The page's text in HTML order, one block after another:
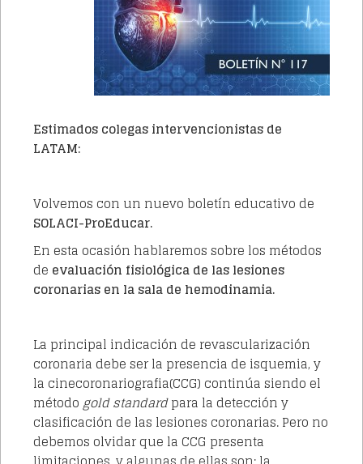
Estimados colegas intervencionistas de
LATAM:
Volvemos con un nuevo boletín educativo de
SOLACI-ProEducar.
En esta ocasión hablaremos sobre los métodos
de evaluación fisiológica de las lesiones
coronarias en la sala de hemodinamia.
La principal indicación de revascularización
coronaria debe ser la presencia de isquemia, y
la cinecoronariografia(CCG) continúa siendo el
métodogold standardpara la detección y
clasificación de las lesiones coronarias. Pero no
debemos olvidar que la CCG presenta